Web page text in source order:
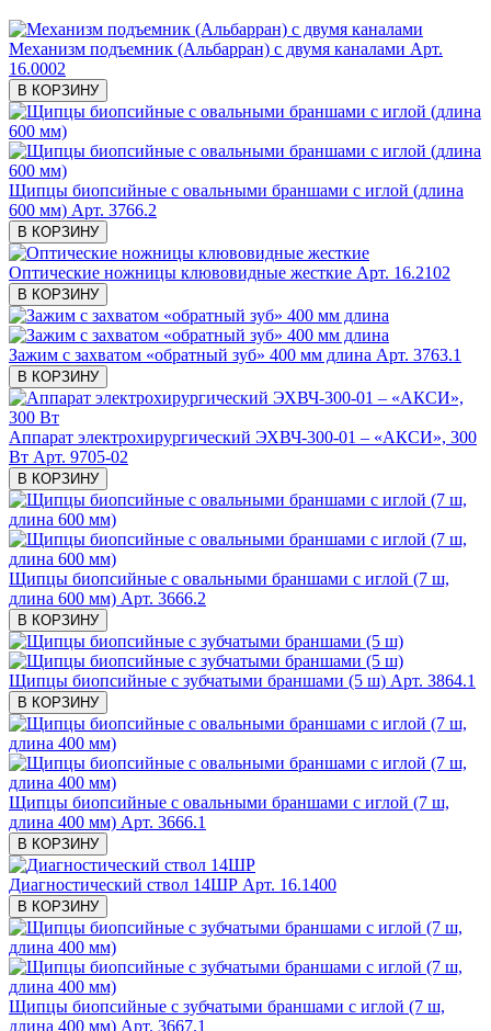
Механизм подъемник (Альбарран) с двумя каналами Арт.
16.0002
В КОРЗИНУ
Щипцы биопсийные с овальными браншами с иглой (длина
600 мм) Арт. 3766.2
В КОРЗИНУ
Оптические ножницы клювовидные жесткие Арт. 16.2102
В КОРЗИНУ
Зажим с захватом «обратный зуб» 400 мм длина Арт. 3763.1
В КОРЗИНУ
Аппарат электрохирургический ЭХВЧ-300-01 – «АКСИ», 300
Вт Арт. 9705-02
В КОРЗИНУ
Щипцы биопсийные с овальными браншами с иглой (7 ш,
длина 600 мм) Арт. 3666.2
В КОРЗИНУ
Щипцы биопсийные с зубчатыми браншами (5 ш) Арт. 3864.1
В КОРЗИНУ
Щипцы биопсийные с овальными браншами с иглой (7 ш,
длина 400 мм) Арт. 3666.1
В КОРЗИНУ
Диагностический ствол 14ШР Арт. 16.1400
В КОРЗИНУ
Щипцы биопсийные с зубчатыми браншами с иглой (7 ш,
длина 400 мм) Арт. 3667.1